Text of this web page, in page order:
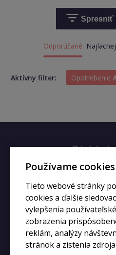
Spresniť
Odporúčané
Aktívny filter: Opotrebenie
Rýchly
Používame cookies
Tieto webové stránky
cookies a ďalšie
vylepšenia
zobrazenia
reklám, analýzy
stránok a zistenia